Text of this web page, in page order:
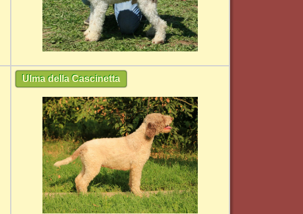
Ulma della Cascinetta